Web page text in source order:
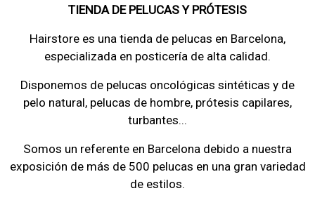
TIENDA DE PELUCAS Y PRÓTESIS
Hairstore es una tienda de pelucas en Barcelona,
especializada en posticería de alta calidad.
Disponemos de pelucas oncológicas sintéticas y de
pelo natural, pelucas de hombre, prótesis capilares,
turbantes...
Somos un referente en Barcelona debido a nuestra
exposición de más de 500 pelucas en una gran variedad
de estilos.